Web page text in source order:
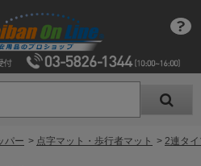
パー > 点字マット・歩行者マット > 2連タ